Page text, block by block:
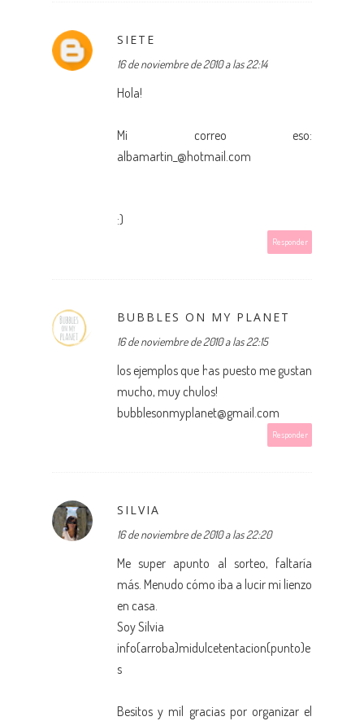
SIETE
16 de noviembre de 2010 a las 22:14
Hola!
Mi correo eso:
albamartin_@hotmail.com
:)
Responder
BUBBLES ON MY PLANET
16 de noviembre de 2010 a las 22:15
los ejemplos que has puesto me gustan
mucho, muy chulos!
bubblesonmyplanet@gmail.com
Responder
SILVIA
16 de noviembre de 2010 a las 22:20
Me super apunto al sorteo, faltaría
más. Menudo cómo iba a lucir mi lienzo
en casa.
Soy Silvia
info(arroba)midulcetentacion(punto)e
s
Besitos y mil gracias por organizar el